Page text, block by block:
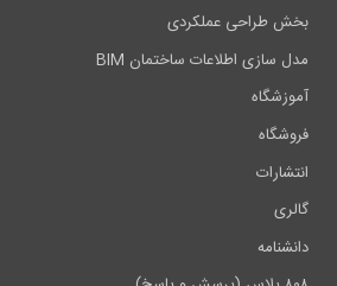
بخش طراحی عملکردی
مدل سازی اطلاعات ساختمان BIM
آموزشگاه
فروشگاه
انتشارات
گالری
دانشنامه